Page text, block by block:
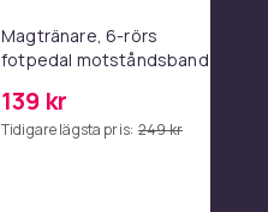
Magtränare, 6-rörs
fotpedal motståndsband –
& Hemmagym Fitness Pink
139 kr
Tidigare lägsta pris: 249 kr